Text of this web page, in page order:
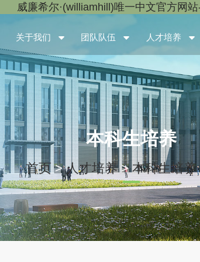
威廉希尔·(williamhill)唯一中文官方网
关于我们 团队队伍 人才培养
本科生培养
首页 >人才培养>本科生培养